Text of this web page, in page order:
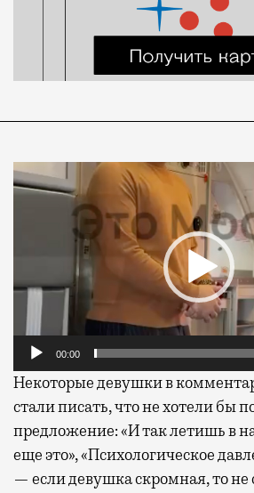
Видеоплеер
00:00
Некоторые девушки в
стали писать, что не хотели бы
предложение: «И так летишь в
еще это», «Психологическое
— если девушка скромная, то не